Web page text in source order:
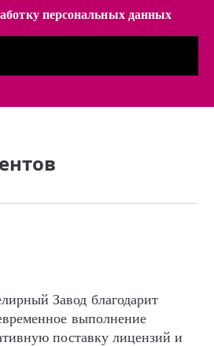
персональных данных
Завод благодарит
выполнение
поставку лицензий и